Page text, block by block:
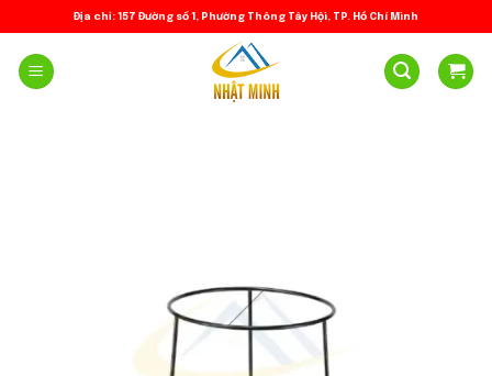
to
content
Địa chỉ: 157 Đường số 1, Phường Thông Tây Hội, TP. Hồ Chí Minh